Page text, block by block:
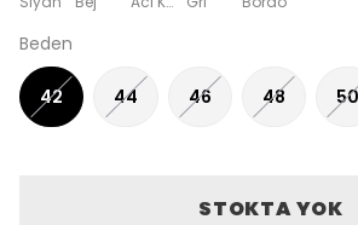
Beden
42 44 46 48 50
STOKTA YOK